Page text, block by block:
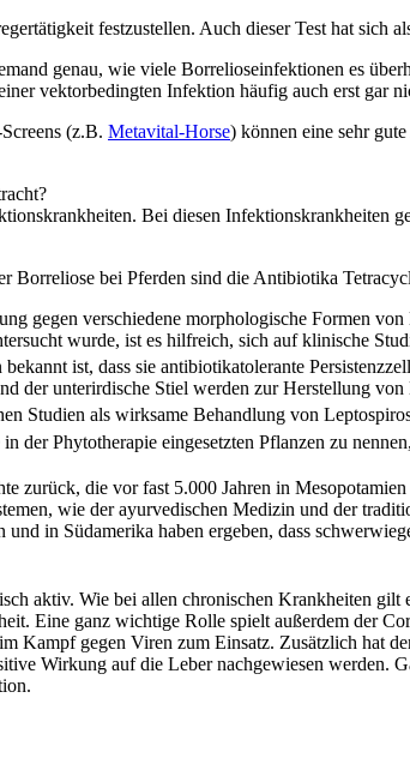
festzustellen. Auch dieser Test hat sich
genau, wie viele Borrelioseinfektionen es
vektorbedingten Infektion häufig auch erst gar
(z.B. Metavital-Horse) können eine sehr
Bei diesen
Borreliose bei Pferden sind die Antibiotika
gegen verschiedene morphologische Formen
wurde, ist es hilfreich, sich auf klinische
ist, dass sie antibiotikatolerante
der unterirdische Stiel werden zur Herstellung
Studien als wirksame Behandlung von
der Phytotherapie eingesetzten Pflanzen zu
zurück, die vor fast 5.000 Jahren in
wie der ayurvedischen Medizin und der
in Südamerika haben ergeben, dass
aktiv. Wie bei allen chronischen Krankheiten gilt
Eine ganz wichtige Rolle spielt außerdem der
Kampf gegen Viren zum Einsatz. Zusätzlich hat
Wirkung auf die Leber nachgewiesen